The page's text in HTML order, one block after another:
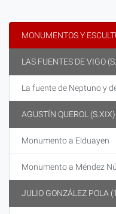
MONUMENTOS Y
LAS FUENTES DE VIGO
La fuente de Neptuno y
AGUSTÍN QUEROL (S.XIX)
Monumento a Elduayen
Monumento a Méndez
JULIO GONZÁLEZ POLA